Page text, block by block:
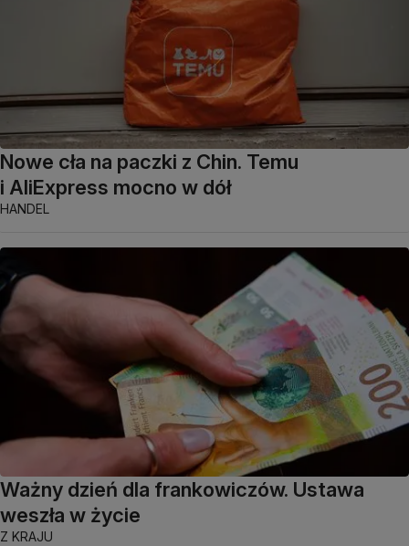
Nowe cła na paczki z Chin. Temu
i AliExpress mocno w dół
HANDEL
Ważny dzień dla frankowiczów. Ustawa
weszła w życie
Z KRAJU